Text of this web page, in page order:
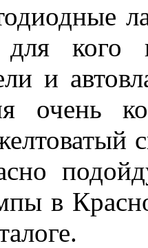
кого
и
очень
в